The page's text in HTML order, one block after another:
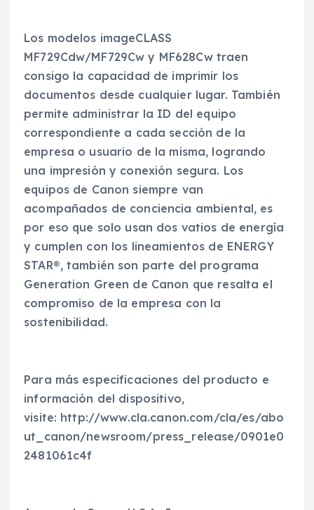
Los modelos imageCLASS
MF729Cdw/MF729Cw y MF628Cw traen
consigo la capacidad de imprimir los
documentos desde cualquier lugar. También
permite administrar la ID del equipo
correspondiente a cada sección de la
empresa o usuario de la misma, logrando
una impresión y conexión segura. Los
equipos de Canon siempre van
acompañados de conciencia ambiental, es
por eso que solo usan dos vatios de energía
y cumplen con los lineamientos de ENERGY
STAR®, también son parte del programa
Generation Green de Canon que resalta el
compromiso de la empresa con la
sostenibilidad.
Para más especificaciones del producto e
información del dispositivo,
visite: http://www.cla.canon.com/cla/es/abo
ut_canon/newsroom/press_release/0901e0
2481061c4f